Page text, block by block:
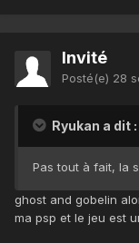
Invité
Posté(e) 28
Ryukan a dit :
Pas tout à fait, la
ghost and gobelin
ma psp et le jeu est